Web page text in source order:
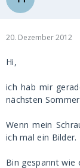
20. Dezember 2012
Hi,
ich hab mir
nächsten
Wenn mein
ich mal ein Bilder.
Bin gespannt wie